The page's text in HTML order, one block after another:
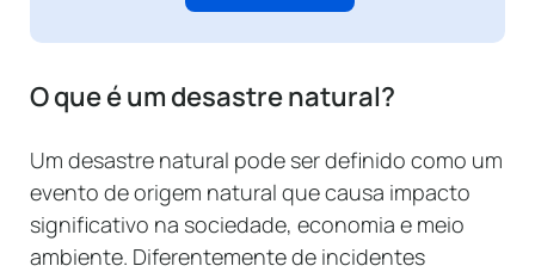
O que é um desastre natural?
Um desastre natural pode ser definido como um
evento de origem natural que causa impacto
significativo na sociedade, economia e meio
ambiente. Diferentemente de incidentes